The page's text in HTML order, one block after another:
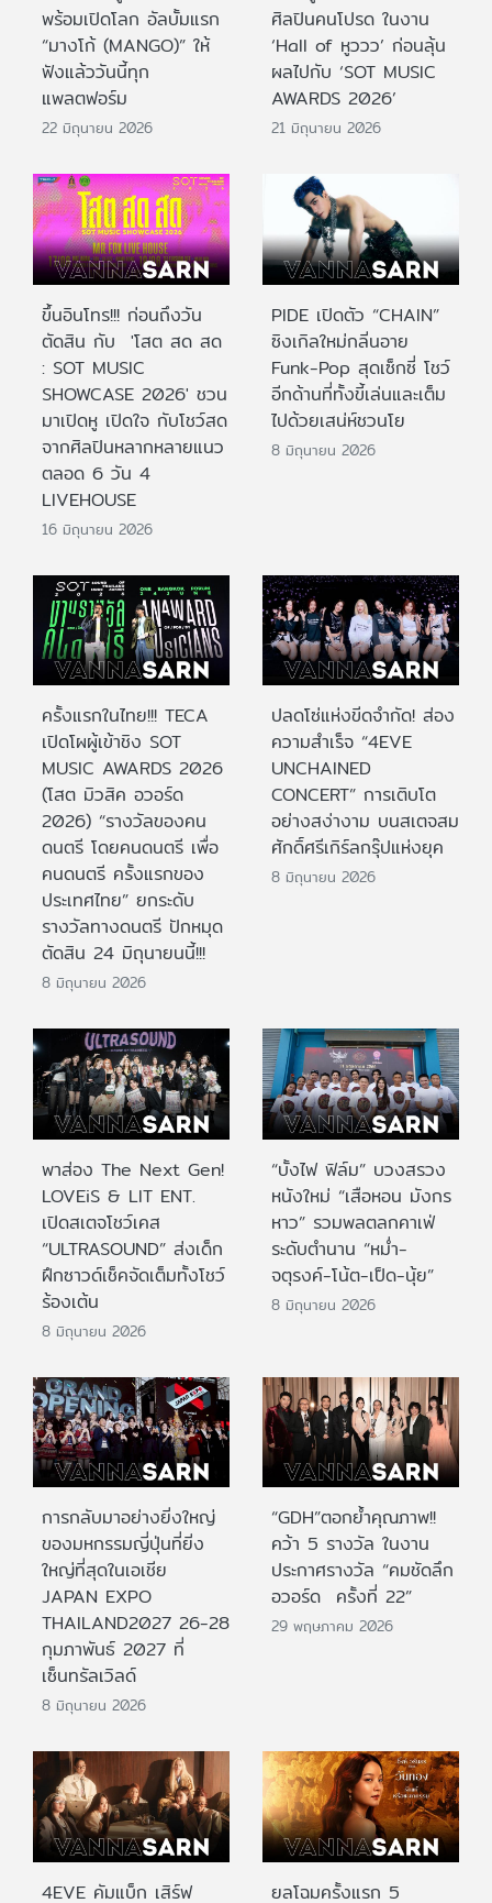
พร้อมเปิดโลก อัลบั้มแรก
“มางโก้ (MANGO)” ให้
ฟังแล้ววันนี้ทุก
แพลตฟอร์ม
22 มิถุนายน 2026
ศิลปินคนโปรด ในงาน
‘Hall of หูววว’ ก่อนลุ้น
ผลไปกับ ‘SOT MUSIC
AWARDS 2026’
21 มิถุนายน 2026
ขึ้นอินโทร!!! ก่อนถึงวัน
ตัดสิน กับ 'โสต สด สด
: SOT MUSIC
SHOWCASE 2026' ชวน
มาเปิดหู เปิดใจ กับโชว์สด
จากศิลปินหลากหลายแนว
ตลอด 6 วัน 4
LIVEHOUSE
16 มิถุนายน 2026
PIDE เปิดตัว “CHAIN”
ซิงเกิลใหม่กลิ่นอาย
Funk-Pop สุดเซ็กซี่ โชว์
อีกด้านที่ทั้งขี้เล่นและเต็ม
ไปด้วยเสน่ห์ชวนโย
8 มิถุนายน 2026
ครั้งแรกในไทย!!! TECA
เปิดโผผู้เข้าชิง SOT
MUSIC AWARDS 2026
(โสต มิวสิค อวอร์ด
2026) “รางวัลของคน
ดนตรี โดยคนดนตรี เพื่อ
คนดนตรี ครั้งแรกของ
ประเทศไทย” ยกระดับ
รางวัลทางดนตรี ปักหมุด
ตัดสิน 24 มิถุนายนนี้!!!
8 มิถุนายน 2026
ปลดโซ่แห่งขีดจำกัด! ส่อง
ความสำเร็จ “4EVE
UNCHAINED
CONCERT” การเติบโต
อย่างสง่างาม บนสเตจสม
ศักดิ์ศรีเกิร์ลกรุ๊ปแห่งยุค
8 มิถุนายน 2026
พาส่อง The Next Gen!
LOVEiS & LIT ENT.
เปิดสเตจโชว์เคส
“ULTRASOUND” ส่งเด็ก
ฝึกซาวด์เช็คจัดเต็มทั้งโชว์
ร้องเต้น
8 มิถุนายน 2026
“บั้งไฟ ฟิล์ม” บวงสรวง
หนังใหม่ “เสือหอน มังกร
หาว” รวมพลตลกคาเฟ่
ระดับตำนาน “หม่ำ-
จตุรงค์-โน้ต-เป็ด-นุ้ย”
8 มิถุนายน 2026
การกลับมาอย่างยิ่งใหญ่
ของมหกรรมญี่ปุ่นที่ยิ่ง
ใหญ่ที่สุดในเอเชีย
JAPAN EXPO
THAILAND2027 26-28
กุมภาพันธ์ 2027 ที่
เซ็นทรัลเวิลด์
8 มิถุนายน 2026
“GDH”ตอกย้ำคุณภาพ!!
คว้า 5 รางวัล ในงาน
ประกาศรางวัล “คมชัดลึก
อวอร์ด ครั้งที่ 22”
29 พฤษภาคม 2026
4EVE คัมแบ็ก เสิร์ฟ ยลโฉมครั้งแรก 5